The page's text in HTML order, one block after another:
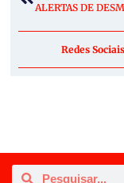
Redes